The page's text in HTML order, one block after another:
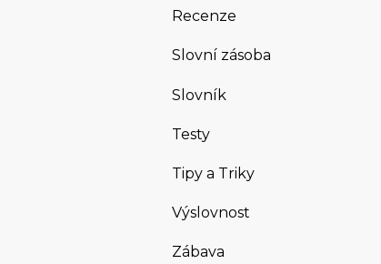
Recenze
Slovní zásoba
Slovník
Testy
Tipy a Triky
Výslovnost
Zábava